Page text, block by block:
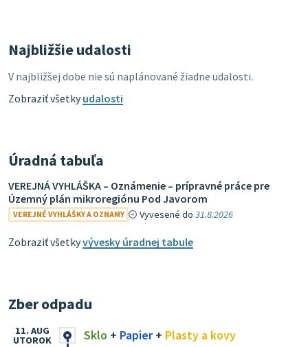
Najbližšie udalosti
V najbližšej dobe nie sú naplánované žiadne udalosti.
Zobraziť všetkyudalosti
Úradná tabuľa
VEREJNÁ VYHLÁŠKA – Oznámenie – prípravné práce pre
Územný plán mikroregiónu Pod Javorom
VEREJNÉ VYHLÁŠKY A OZNAMY Vyvesené do31.8.2026
Zobraziť všetkyvývesky úradnej tabule
Zber odpadu
Sklo + Papier+ Plasty a kovy
11. AUG
UTOROK